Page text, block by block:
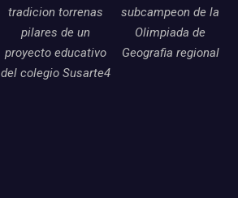
tradicion torrenas
pilares de un
proyecto educativo
del colegio Susarte4
subcampeon de la
Olimpiada de
Geografia regional